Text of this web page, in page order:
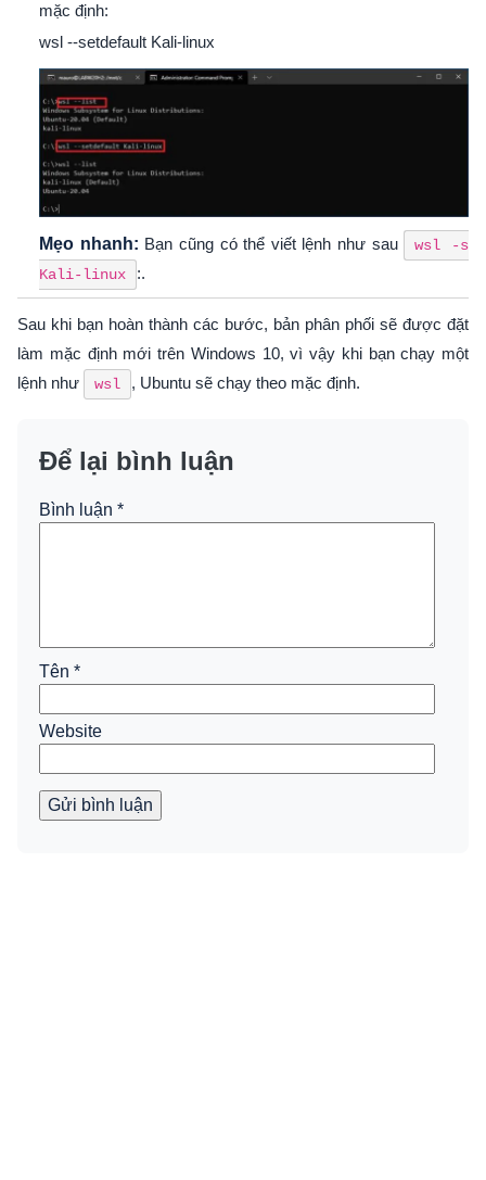
mặc định:
wsl --setdefault Kali-linux
Mẹo nhanh: Bạn cũng có thể viết lệnh như sau
wsl -s
Kali-linux
:.
Sau khi bạn hoàn thành các bước, bản phân phối sẽ được đặt
làm mặc định mới trên Windows 10, vì vậy khi bạn chạy một
lệnh như
wsl , Ubuntu sẽ chạy theo mặc định.
Để lại bình luận
Bình luận *
Tên *
Website
Gửi bình luận